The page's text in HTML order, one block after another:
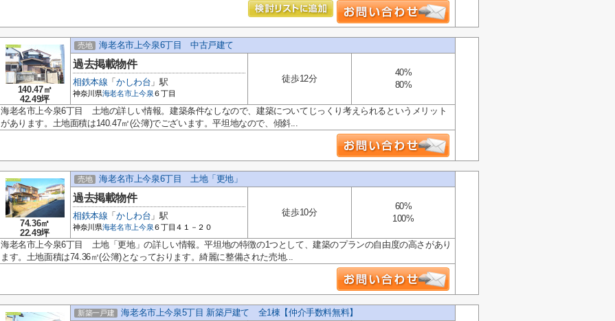
140.47㎡
42.49坪
売地 海老名市上今泉6丁目 中古戸建て
過去掲載物件
相鉄本線 「かしわ台 」駅
神奈川県海老名市上今泉６丁目
徒歩12分
40%
80%
海老名市上今泉6丁目 土地の詳しい情報。建築条件なしなので、建築についてじっくり考えられるというメリット
があります。土地面積は140.47㎡(公簿)でございます。平坦地なので、傾斜...
74.36㎡
22.49坪
売地 海老名市上今泉6丁目 土地「更地」
過去掲載物件
相鉄本線 「かしわ台 」駅
神奈川県海老名市上今泉６丁目４１－２０
徒歩10分
60%
100%
海老名市上今泉6丁目 土地「更地」の詳しい情報。平坦地の特徴の1つとして、建築のプランの自由度の高さがあり
ます。土地面積は74.36㎡(公簿)となっております。綺麗に整備された売地...
新築一戸建 海老名市上今泉5丁目 新築戸建て 全1棟【仲介手数料無料】